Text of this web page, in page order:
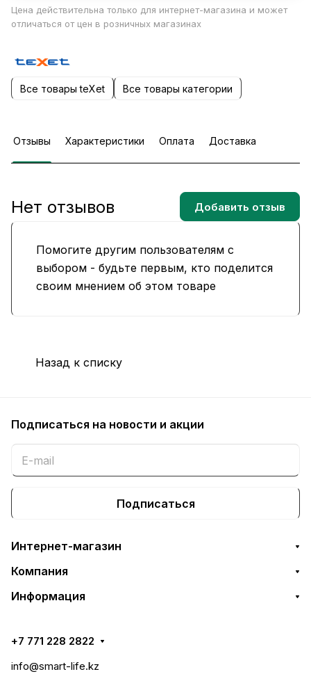
Цена действительна только для интернет-магазина и может
отличаться от цен в розничных магазинах
Все товары teXet Все товары категории
Отзывы Характеристики Оплата Доставка
Помогите другим пользователям с
выбором - будьте первым, кто поделится
своим мнением об этом товаре
Нет отзывов Добавить отзыв
Назад к списку
Подписаться на новости и акции
Подписаться
Интернет-магазин
Компания
Информация
+7 771 228 2822
info@smart-life.kz